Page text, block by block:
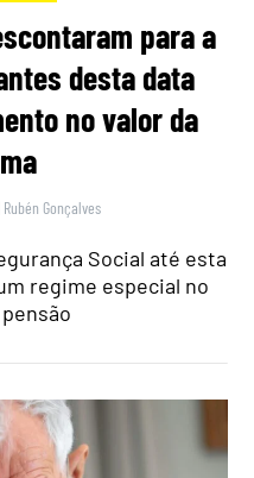
para a
desta data
no valor da
Rubén Gonçalves
Social até esta
regime especial no